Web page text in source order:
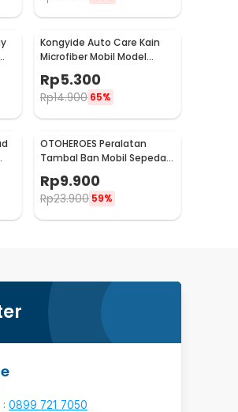
Kongyide Auto Care Kain
Microfiber Mobil Model
Bundar - L-20
Rp5.300
Rp14.900 65%
OTOHEROES Peralatan
Tambal Ban Mobil Sepeda
Rp9.900
Rp23.900 59%
0899 721 7050